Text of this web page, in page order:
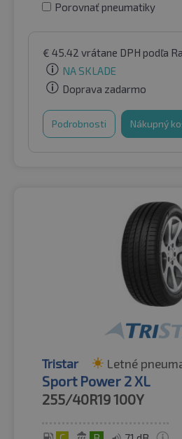
Porovnať pneumatiky
€ 45.42 vrátane DPH podľa
NA SKLADE
Doprava zadarmo
Podrobnosti Nákupný
Tristar Letné
Sport Power 2 XL
255/40R19100Y